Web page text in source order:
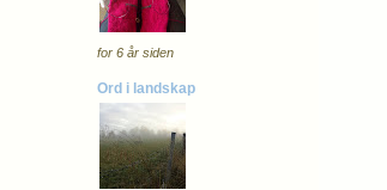
for 6 år siden
Ord i landskap